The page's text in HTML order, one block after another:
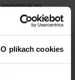
O plikach cookies
go.
Rodos –